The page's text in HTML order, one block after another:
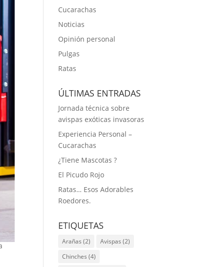
Cucarachas
Noticias
Opinión personal
Pulgas
Ratas
ÚLTIMAS ENTRADAS
Jornada técnica sobre
avispas exóticas invasoras
Experiencia Personal –
Cucarachas
¿Tiene Mascotas ?
El Picudo Rojo
Ratas… Esos Adorables
Roedores.
ETIQUETAS
Arañas (2) Avispas (2)
Chinches (4)